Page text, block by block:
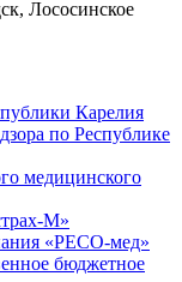
Лососинское
Карелия
по Республике
медицинского
М»
«РЕСО-мед»
бюджетное